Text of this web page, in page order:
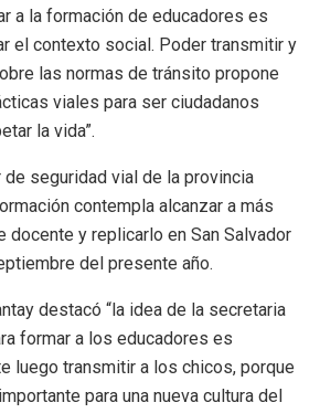
a la formación de educadores es
el contexto social. Poder transmitir y
las normas de tránsito propone
viales para ser ciudadanos
la vida”.
de seguridad vial de la provincia
contempla alcanzar a más
docente y replicarlo en San Salvador
del presente año.
destacó “la idea de la secretaria
formar a los educadores es
luego transmitir a los chicos, porque
para una nueva cultura del